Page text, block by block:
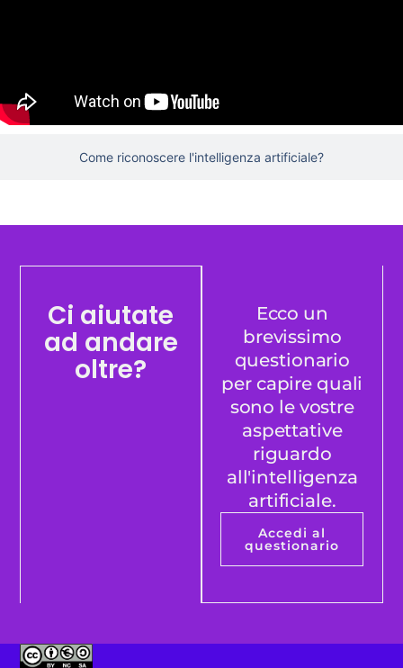
Come riconoscere l'intelligenza artificiale?
Ci aiutate
ad andare
oltre?
Ecco un
brevissimo
questionario
per capire quali
sono le vostre
aspettative
riguardo
all'intelligenza
artificiale.
Accedi al
questionario